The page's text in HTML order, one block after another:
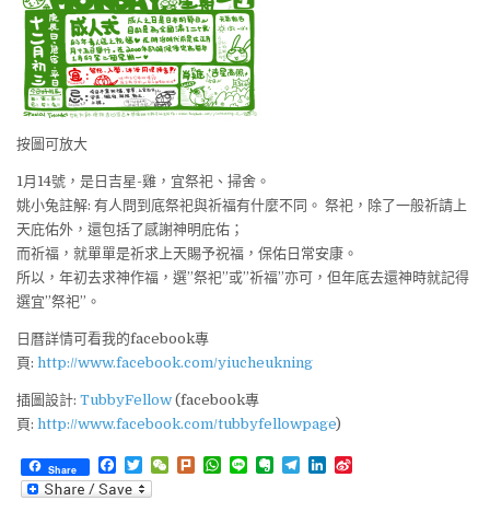
按圖可放大
1月14號，是日吉星-雞，宜祭祀、掃舍。
姚小兔註解: 有人問到底祭祀與祈福有什麼不同。 祭祀，除了一般祈請上
天庇佑外，還包括了感謝神明庇佑；
而祈福，就單單是祈求上天賜予祝福，保佑日常安康。
所以，年初去求神作福，選”祭祀”或”祈福”亦可，但年底去還神時就記得
選宜”祭祀”。
日曆詳情可看我的facebook專
頁: http://www.facebook.com/yiucheukning
插圖設計: TubbyFellow (facebook專
頁: http://www.facebook.com/tubbyfellowpage)
Share
a
c
T
w
i
W
W
E
L